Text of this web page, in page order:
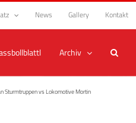
News Gallery Kontakt
Archiv
Sturmtruppen vs Lokomotive Mortin